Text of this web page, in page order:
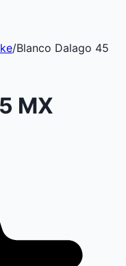
/Blanco Dalago 45
MX